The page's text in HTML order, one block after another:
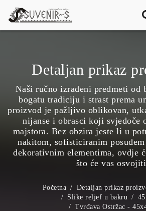
Detaljan prikaz
Naši ručno izrađeni predmeti od
bogatu tradiciju i strast prema
proizvod je pažljivo oblikovan,
nijanse i obrasci koji svjedoče
majstora. Bez obzira jeste li u
nakitom, sofisticiranim
dekorativnim elementima, ovdje
što će vas
Početna Detaljan prikaz
Slike reljef u bakru
Tvrđava Ostržac -